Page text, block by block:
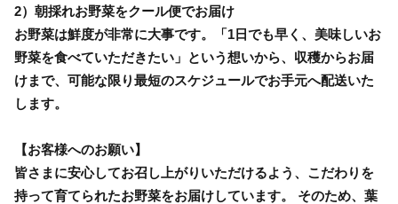
2）朝採れお野菜をクール便でお届け
お野菜は鮮度が非常に大事です。「1日でも早く、美味しいお
野菜を食べていただきたい」という想いから、収穫からお届
けまで、可能な限り最短のスケジュールでお手元へ配送いた
します。
【お客様へのお願い】
皆さまに安心してお召し上がりいただけるよう、こだわりを
持って育てられたお野菜をお届けしています。 そのため、葉